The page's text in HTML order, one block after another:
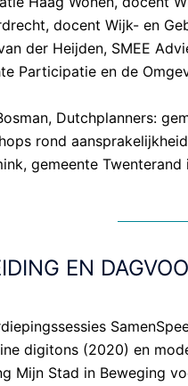
docent Wijk- en
der Heijden, SMEE
Participatie en de
Dutchplanners:
rond
gemeente
EN
digitons (2020) en
Mijn Stad in Beweging